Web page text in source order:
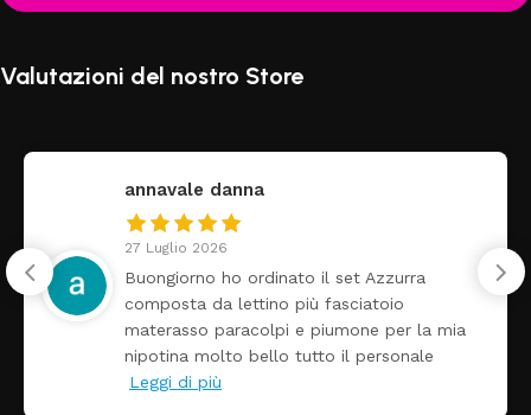
Valutazioni del nostro Store
annavale danna
27 Luglio 2026
Buongiorno ho ordinato il set Azzurra
composta da lettino più fasciatoio
materasso paracolpi e piumone per la mia
nipotina molto bello tutto il personale